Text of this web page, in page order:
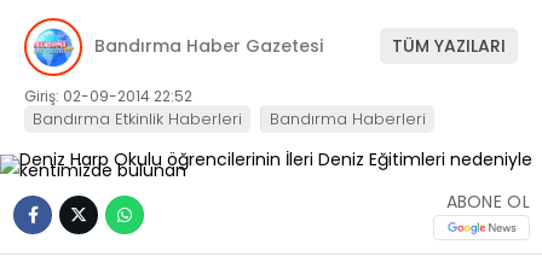
Bandırma Haber Gazetesi TÜM YAZILARI
Giriş: 02-09-2014 22:52
Bandırma Etkinlik Haberleri Bandırma Haberleri
ABONE OL